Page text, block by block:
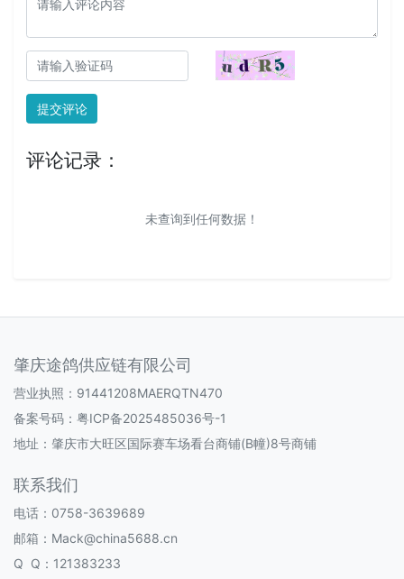
提交评论
评论记录：
未查询到任何数据！
肇庆途鸽供应链有限公司
营业执照：91441208MAERQTN470
备案号码： 粤ICP备2025485036号-1
地址：肇庆市大旺区国际赛车场看台商铺(B幢)8号商铺
联系我们
电话：0758-3639689
邮箱：Mack@china5688.cn
Q Q：121383233